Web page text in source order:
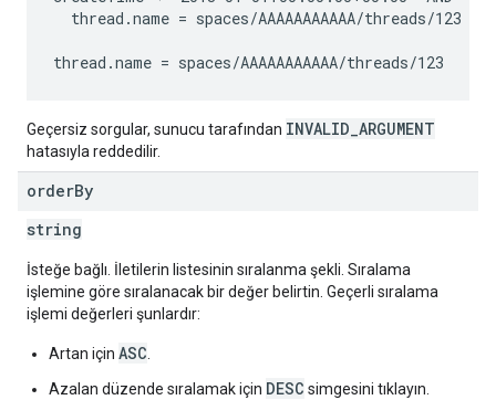
  thread.name = spaces/AAAAAAAAAAA/threads/123
Geçersiz sorgular, sunucu tarafından INVALID_ARGUMENT
hatasıyla reddedilir.
orderBy
string
İsteğe bağlı. İletilerin listesinin sıralanma şekli. Sıralama
işlemine göre sıralanacak bir değer belirtin. Geçerli sıralama
işlemi değerleri şunlardır:
Artan için ASC
Azalan düzende sıralamak için DESC simgesini tıklayın.